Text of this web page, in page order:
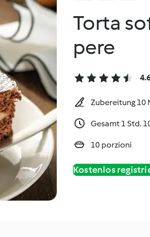
Torta
pere
Zubereitung 10
Gesamt 1 Std.
10 porzioni
Kostenlos